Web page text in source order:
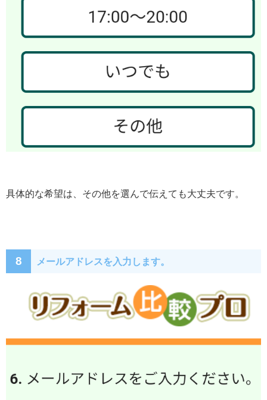
具体的な希望は、その他を選んで伝えても大丈夫です。
8 メールアドレスを入力します。